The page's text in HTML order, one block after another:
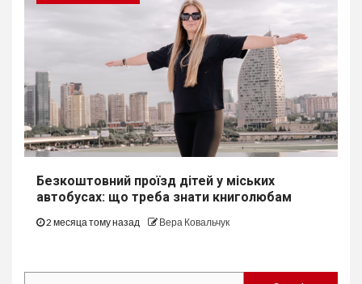
Безкоштовний проїзд дітей у міських
автобуcах: що треба знати книголюбам
2 месяца тому назад Вера Ковальчук